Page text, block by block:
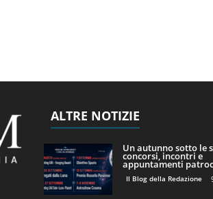
ALTRE NOTIZIE
Un autunno sotto le
concorsi, incontri e
appuntamenti
Il Blog della Redazione